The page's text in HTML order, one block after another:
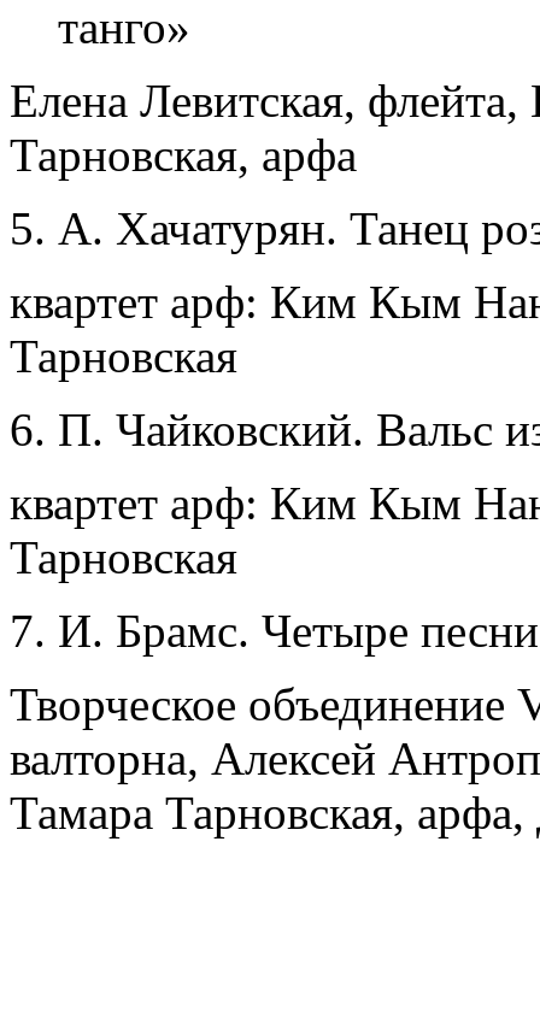
танго»
Елена Левитская,
Тарновская, арфа
А. Хачатурян. Танец
квартет арф: Ким Кым
Тарновская
П. Чайковский. Вальс
квартет арф: Ким Кым
Тарновская
И. Брамс. Четыре
Творческое
валторна, Алексей
Тамара Тарновская,